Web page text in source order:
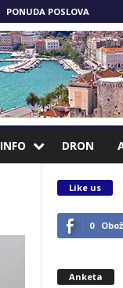
PONUDA POSLOVA
INFO DRON
Like us
0
Anketa